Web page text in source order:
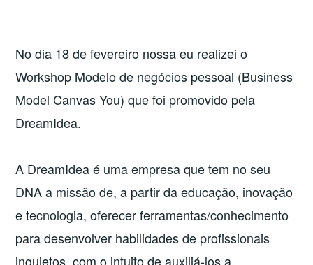
No dia 18 de fevereiro nossa eu realizei o
Workshop Modelo de negócios pessoal (Business
Model Canvas You) que foi promovido pela
DreamIdea.
A DreamIdea é uma empresa que tem no seu
DNA a missão de, a partir da educação, inovação
e tecnologia, oferecer ferramentas/conhecimento
para desenvolver habilidades de profissionais
inquietos, com o intuito de auxiliá-los a